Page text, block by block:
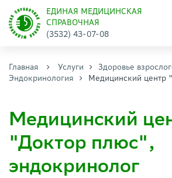
ЕДИНАЯ МЕДИЦИНСКАЯ
СПРАВОЧНАЯ
(3532) 43-07-08
Главная Услуги
Здоровье
Эндокринология
Медицинский центр
Медицинский
"Доктор плюс",
эндокринолог